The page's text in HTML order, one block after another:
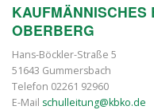
KAUFMÄNNISCHES
OBERBERG
Hans-Böckler-Straße 5
51643 Gummersbach
Telefon 02261 92960
E-Mail schulleitung@kbko.de